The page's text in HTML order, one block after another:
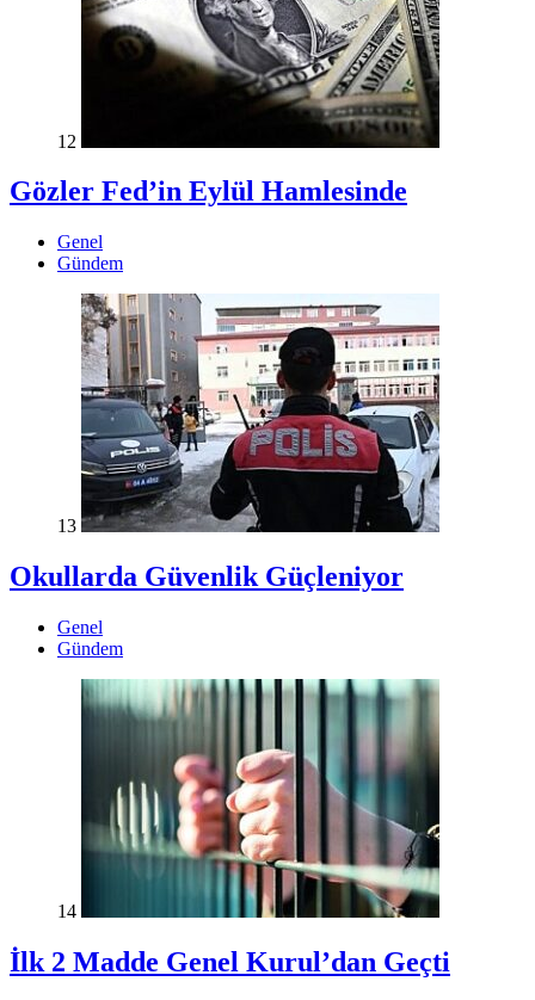
12
Gözler Fed’in Eylül Hamlesinde
Genel
Gündem
13
Okullarda Güvenlik Güçleniyor
Genel
Gündem
14
İlk 2 Madde Genel Kurul’dan Geçti